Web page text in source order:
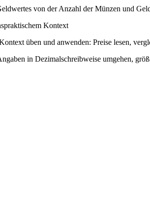
von der Anzahl der Münzen und
Kontext
üben und anwenden: Preise lesen,
in Dezimalschreibweise umgehen,